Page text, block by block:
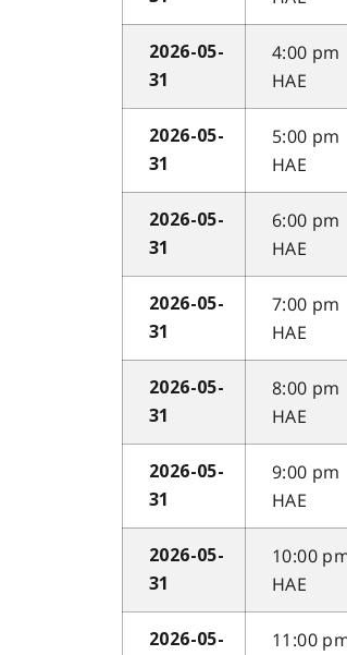
2026-05-
31
4:00 pm
HAE
2026-05-
31
5:00 pm
HAE
2026-05-
31
6:00 pm
HAE
2026-05-
31
7:00 pm
HAE
2026-05-
31
8:00 pm
HAE
2026-05-
31
9:00 pm
HAE
2026-05-
31
10:00
HAE
2026-05-
11:00